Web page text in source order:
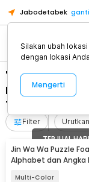
Jabodetabek ganti
"WA 0812
Pemasangan
Tegalrejo
Filter Urutkan
TERJUAL
Jin Wa Wa Puzzle
Alphabet dan Angka
Multi-Color
Silakan ubah
dengan lokasi
Mengerti